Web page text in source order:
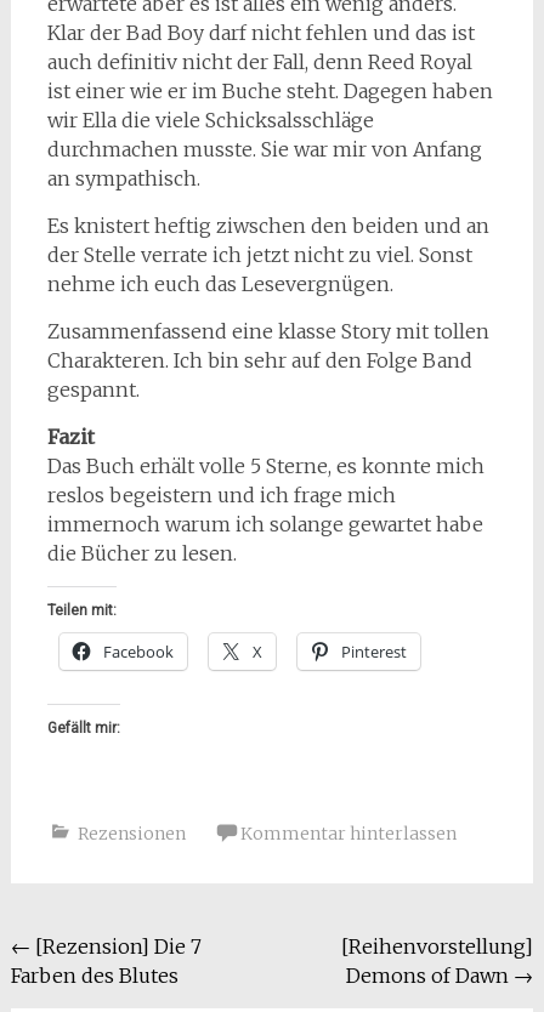
Klar der Bad Boy darf nicht fehlen und das ist
auch definitiv nicht der Fall, denn Reed Royal
ist einer wie er im Buche steht. Dagegen haben
wir Ella die viele Schicksalsschläge
durchmachen musste. Sie war mir von Anfang
an sympathisch.
Es knistert heftig ziwschen den beiden und an
der Stelle verrate ich jetzt nicht zu viel. Sonst
nehme ich euch das Lesevergnügen.
Zusammenfassend eine klasse Story mit tollen
Charakteren. Ich bin sehr auf den Folge Band
gespannt.
Fazit
Das Buch erhält volle 5 Sterne, es konnte mich
reslos begeistern und ich frage mich
immernoch warum ich solange gewartet habe
die Bücher zu lesen.
Teilen mit:
Facebook X Pinterest
Gefällt mir:
Rezensionen Kommentar hinterlassen
Beitragsnavigation
← [Rezension] Die 7
Farben des Blutes
[Reihenvorstellung]
Demons of Dawn →